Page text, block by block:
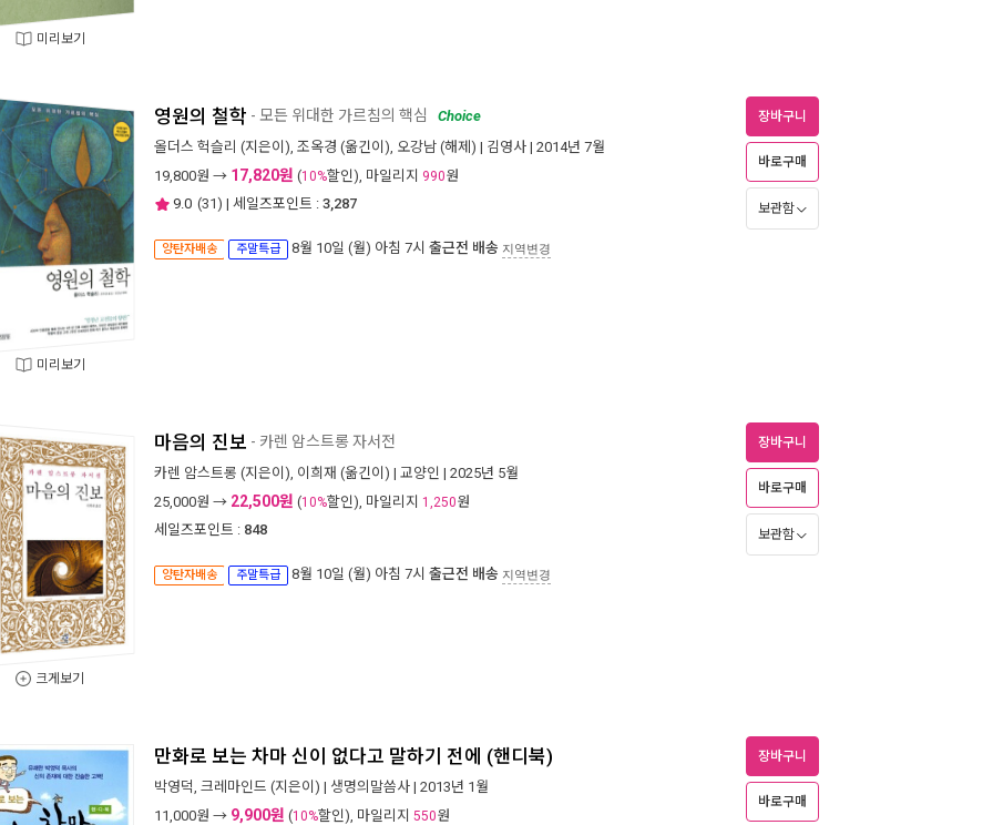
미리보기
미리보기
영원의 철학 - 모든 위대한 가르침의 핵심
Choice
올더스 헉슬리 (지은이), 조옥경 (옮긴이), 오강남 (해제) | 김영사 | 2014년 7월
19,800원 → 17,820원 (10%할인), 마일리지 990원
9.0 (31) | 세일즈포인트 : 3,287
양탄자배송 주말특급 8월 10일 (월) 아침 7시 출근전 배송 지역변경
장바구니
바로구매
보관함
크게보기
마음의 진보 - 카렌 암스트롱 자서전
카렌 암스트롱 (지은이), 이희재 (옮긴이) | 교양인 | 2025년 5월
25,000원 → 22,500원 (10%할인), 마일리지 1,250원
세일즈포인트 : 848
양탄자배송 주말특급 8월 10일 (월) 아침 7시 출근전 배송 지역변경
장바구니
바로구매
보관함
만화로 보는 차마 신이 없다고 말하기 전에 (핸디북)
박영덕, 크레마인드 (지은이) | 생명의말씀사 | 2013년 1월
11,000원 → 9,900원 (10%할인), 마일리지 550원
장바구니
바로구매